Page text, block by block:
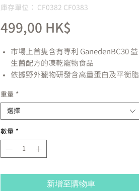
庫存單位： CF0382 CF0383
499,00 HK$
市場上首隻含有專利 GanedenBC30 益
生菌配方的凍乾竉物食品
依據野外獵物研發含高量蛋白及平衡脂
能用作提升Nulo Freestyle 乾糧味道之
用或單獨作食糧之用
成分:
雞肉，三文魚，雞脖子，雞肉肝，雞
心，亞麻籽，菠菜，三文魚油，小紅
莓，椰子油，菊粉，海帶乾，氯化鉀，
蛋白鋅，鐵蛋白質，維生素E補充劑，
重量 *
選擇
數量 *
新增至購物車